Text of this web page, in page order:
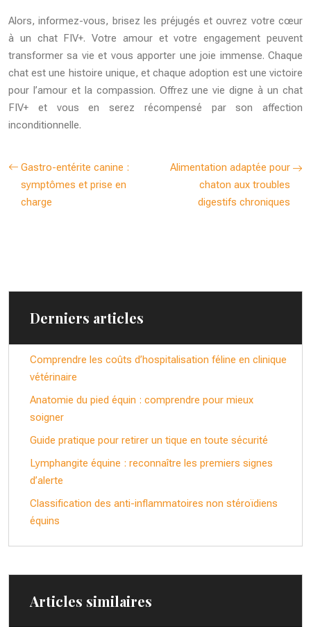
Alors, informez-vous, brisez les préjugés et ouvrez votre cœur
à un chat FIV+. Votre amour et votre engagement peuvent
transformer sa vie et vous apporter une joie immense. Chaque
chat est une histoire unique, et chaque adoption est une victoire
pour l’amour et la compassion. Offrez une vie digne à un chat
FIV+ et vous en serez récompensé par son affection
inconditionnelle.
Gastro-entérite canine :
symptômes et prise en
charge
Alimentation adaptée pour
chaton aux troubles
digestifs chroniques
Derniers articles
Comprendre les coûts d’hospitalisation féline en clinique
vétérinaire
Anatomie du pied équin : comprendre pour mieux
soigner
Guide pratique pour retirer un tique en toute sécurité
Lymphangite équine : reconnaître les premiers signes
d’alerte
Classification des anti-inflammatoires non stéroïdiens
équins
Articles similaires